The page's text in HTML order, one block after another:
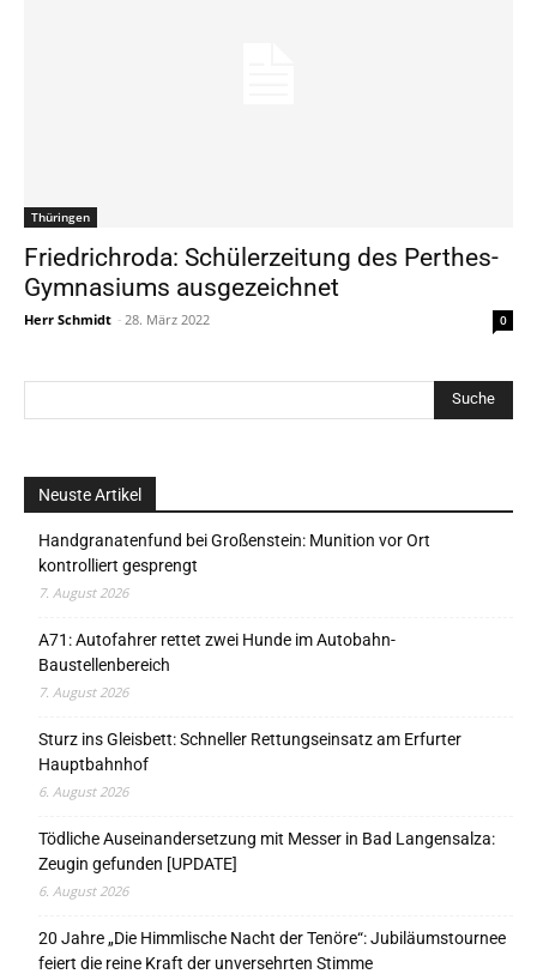
Thüringen
Friedrichroda: Schülerzeitung des Perthes-
Gymnasiums ausgezeichnet
Herr Schmidt - 28. März 2022 0
Neuste Artikel
Handgranatenfund bei Großenstein: Munition vor Ort
kontrolliert gesprengt
7. August 2026
A71: Autofahrer rettet zwei Hunde im Autobahn-
Baustellenbereich
7. August 2026
Sturz ins Gleisbett: Schneller Rettungseinsatz am Erfurter
Hauptbahnhof
6. August 2026
Tödliche Auseinandersetzung mit Messer in Bad Langensalza:
Zeugin gefunden [UPDATE]
6. August 2026
20 Jahre „Die Himmlische Nacht der Tenöre“: Jubiläumstournee
feiert die reine Kraft der unversehrten Stimme